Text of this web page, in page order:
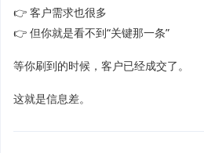
👉 客户需求也很多
👉 但你就是看不到“关键那一条”
等你刷到的时候，客户已经成交了。
这就是信息差。